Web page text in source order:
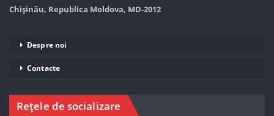
Chișinău, Republica Moldova, MD-2012
Despre noi
Contacte
Rețele de socializare